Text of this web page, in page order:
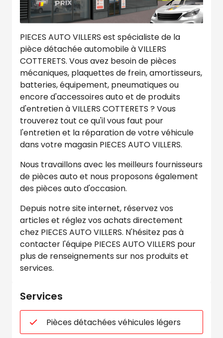
PIECES AUTO VILLERS est spécialiste de la
pièce détachée automobile à VILLERS
COTTERETS. Vous avez besoin de pièces
mécaniques, plaquettes de frein, amortisseurs,
batteries, équipement, pneumatiques ou
encore d'accessoires auto et de produits
d'entretien à VILLERS COTTERETS ? Vous
trouverez tout ce qu'il vous faut pour
l'entretien et la réparation de votre véhicule
dans votre magasin PIECES AUTO VILLERS.
Nous travaillons avec les meilleurs fournisseurs
de pièces auto et nous proposons également
des pièces auto d'occasion.
Depuis notre site internet, réservez vos
articles et réglez vos achats directement
chez PIECES AUTO VILLERS. N'hésitez pas à
contacter l'équipe PIECES AUTO VILLERS pour
plus de renseignements sur nos produits et
services.
Services
Pièces détachées véhicules légers